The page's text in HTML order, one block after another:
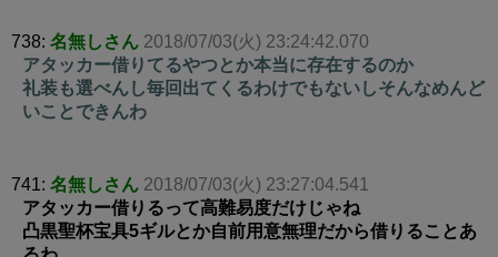
738: 名無しさん 2018/07/03(火) 23:24:42.070
アタッカー借りてるやつとか本当に存在するのか
礼装も選べんし毎回出てくるわけでもないしそんなめんど
いことできんわ
741: 名無しさん 2018/07/03(火) 23:27:04.541
アタッカー借りるって高難易度だけじゃね
凸黒聖杯宝具5ギルとか自前用意無理だから借りることあ